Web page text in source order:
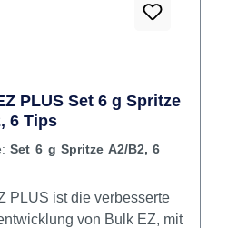
PLUS Set 6 g Spritze
Set 6 g Spritze A2/B2, 6